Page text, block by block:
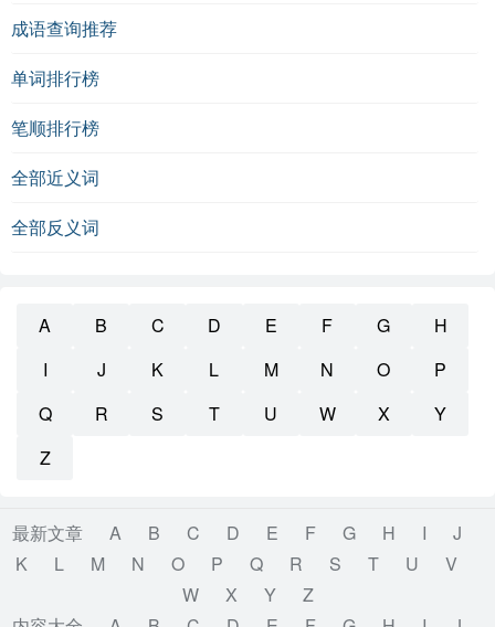
成语查询推荐
单词排行榜
笔顺排行榜
全部近义词
全部反义词
A B C D E F G
H
I
J K L M N O
P
Q
R S T U W X
Y
Z
最新文章 A B C D E F G H I
J
K
L M N O P Q R S T U
V
W
X Y
Z